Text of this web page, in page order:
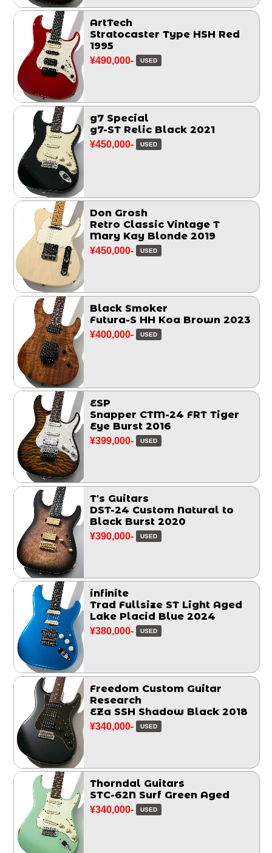
ArtTech
Stratocaster Type HSH Red
1995
¥490,000- USED
g7 Special
g7-ST Relic Black 2021
¥450,000- USED
Don Grosh
Retro Classic Vintage T
Mary Kay Blonde 2019
¥450,000- USED
Black Smoker
Futura-S HH Koa Brown 2023
¥400,000- USED
ESP
Snapper CTM-24 FRT Tiger
Eye Burst 2016
¥399,000- USED
T's Guitars
DST-24 Custom Natural to
Black Burst 2020
¥390,000- USED
infinite
Trad Fullsize ST Light Aged
Lake Placid Blue 2024
¥380,000- USED
Freedom Custom Guitar
Research
EZa SSH Shadow Black 2018
¥340,000- USED
Thorndal Guitars
STC-62N Surf Green Aged
¥340,000- USED